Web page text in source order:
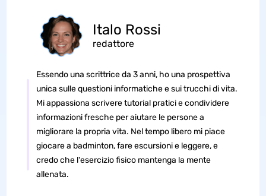
Italo Rossi
redattore
Essendo una scrittrice da 3 anni, ho una prospettiva
unica sulle questioni informatiche e sui trucchi di vita.
Mi appassiona scrivere tutorial pratici e condividere
informazioni fresche per aiutare le persone a
migliorare la propria vita. Nel tempo libero mi piace
giocare a badminton, fare escursioni e leggere, e
credo che l'esercizio fisico mantenga la mente
allenata.